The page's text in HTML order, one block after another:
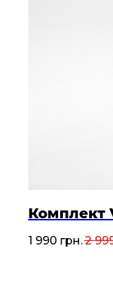
Комплект
1 990 грн.2